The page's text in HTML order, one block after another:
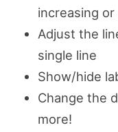
increasing
Adjust the
single line
Show/hide
Change the
more!